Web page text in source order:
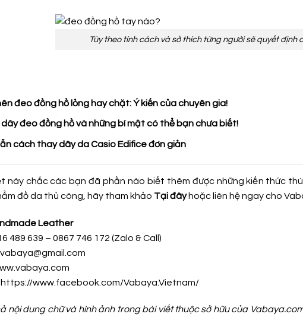
Tùy theo tính cách và sở thích từng người sẽ quyết định
đeo đồng hồ lỏng hay chặt: Ý kiến của chuyên gia!
đeo đồng hồ và những bí mật có thể bạn chưa biết!
cách thay dây da Casio Edifice đơn giản
này chắc các bạn đã phần nào biết thêm được những kiến thức
đồ da thủ công, hãy tham khảo Tại đâyhoặc liên hệ ngay cho
Leather
489 639 – 0867 746 172 (Zalo & Call)
https://www.facebook.com/Vabaya.Vietnam/
nội dung chữ và hình ảnh trong bài viết thuộc sở hữu của